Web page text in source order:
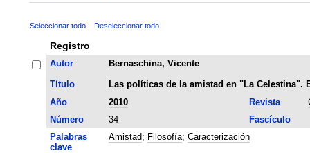
Seleccionar todo Deseleccionar todo
Registro
Autor
Bernaschina, Vicente
Título
Las políticas de la amistad en "La Celestina".
Año
2010 Revista
Número
34
Fascículo
Palabras
clave
Amistad; Filosofía; Caracterización